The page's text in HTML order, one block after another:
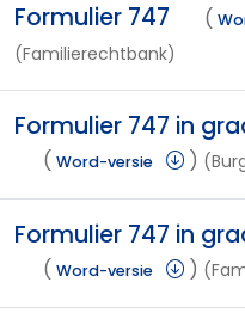
Formulier 747 (
(Familierechtbank)
Formulier 747 in
( Word-versie )
Formulier 747 in
( Word-versie )